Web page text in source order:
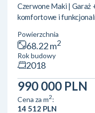
Czerwone Maki | Garaż
komfortowe i
Krakowa – na Ruczaju,
wyróżnia się
nowoczesnym
wygodę codziennego
dla rodziny, pary, jak i
Powierzchnia
68.22 m2
Rok budowy
2018
990 000 PLN
Cena za m2:
14 512 PLN